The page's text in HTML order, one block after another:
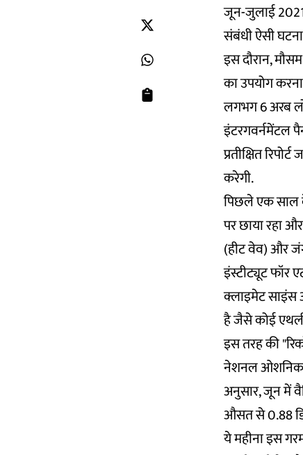
जून-जुलाई
संबंधी ऐसी
इस दौरान,
का उपयोग
लगभग 6 अरब
इंटरगवर्नमेंटल
प्रतीक्षित
करेगी.
पिछले एक साल
पर छाया रहा
(हीट वेव) और
इंस्टीट्यूट फॉर
क्लाइमेट साइंस
है जैसे कोई
इस तरह की
नेशनल ओशनिक
अनुसार, जून में
औसत से 0.88
ये महीना इस